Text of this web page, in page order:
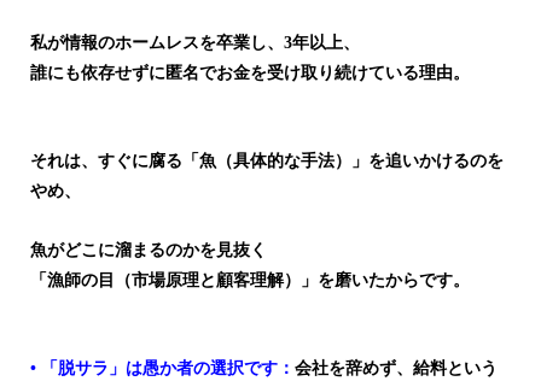
私が情報のホームレスを卒業し、3年以上、
誰にも依存せずに匿名でお金を受け取り続けている理由。
それは、すぐに腐る「魚（具体的な手法）」を追いかけるのを
やめ、
魚がどこに溜まるのかを見抜く
「漁師の目（市場原理と顧客理解）」を磨いたからです。
• 「脱サラ」は愚か者の選択です： 会社を辞めず、給料という